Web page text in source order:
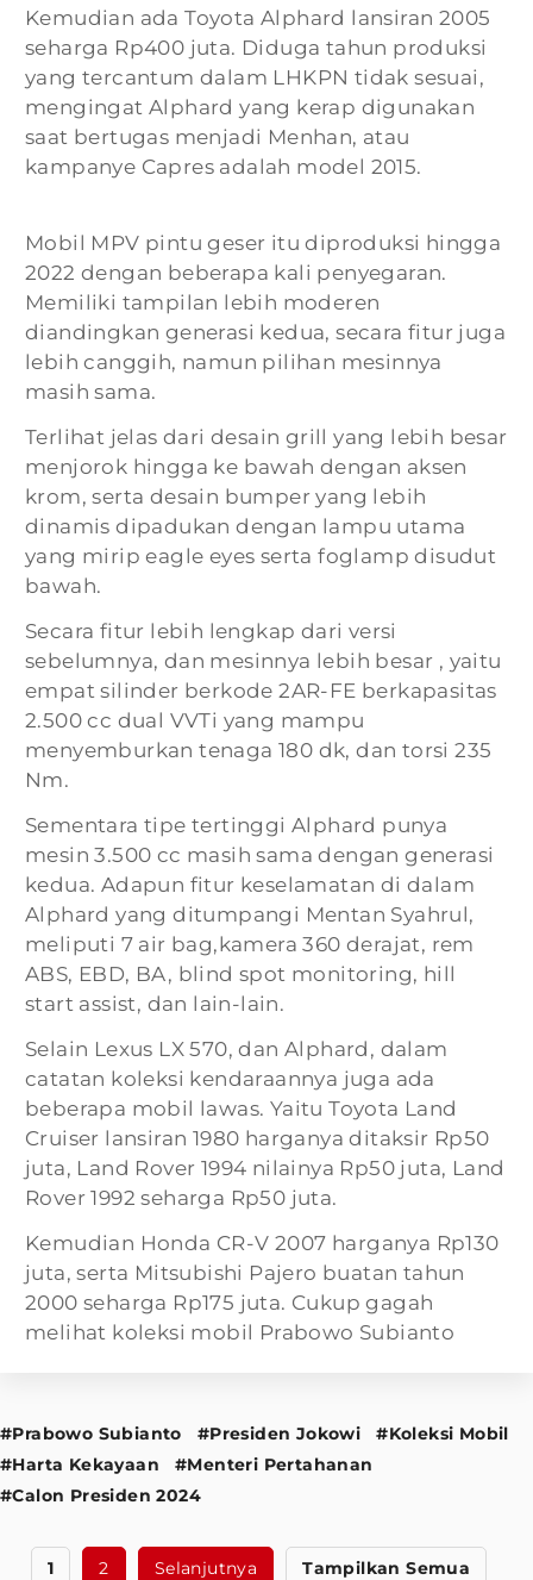
Kemudian ada Toyota Alphard lansiran 2005
seharga Rp400 juta. Diduga tahun produksi
yang tercantum dalam LHKPN tidak sesuai,
mengingat Alphard yang kerap digunakan
saat bertugas menjadi Menhan, atau
kampanye Capres adalah model 2015.
Mobil MPV pintu geser itu diproduksi hingga
2022 dengan beberapa kali penyegaran.
Memiliki tampilan lebih moderen
diandingkan generasi kedua, secara fitur juga
lebih canggih, namun pilihan mesinnya
masih sama.
Terlihat jelas dari desain grill yang lebih besar
menjorok hingga ke bawah dengan aksen
krom, serta desain bumper yang lebih
dinamis dipadukan dengan lampu utama
yang mirip eagle eyes serta foglamp disudut
bawah.
Secara fitur lebih lengkap dari versi
sebelumnya, dan mesinnya lebih besar , yaitu
empat silinder berkode 2AR-FE berkapasitas
2.500 cc dual VVTi yang mampu
menyemburkan tenaga 180 dk, dan torsi 235
Nm.
Sementara tipe tertinggi Alphard punya
mesin 3.500 cc masih sama dengan generasi
kedua. Adapun fitur keselamatan di dalam
Alphard yang ditumpangi Mentan Syahrul,
meliputi 7 air bag,kamera 360 derajat, rem
ABS, EBD, BA, blind spot monitoring, hill
start assist, dan lain-lain.
Selain Lexus LX 570, dan Alphard, dalam
catatan koleksi kendaraannya juga ada
beberapa mobil lawas. Yaitu Toyota Land
Cruiser lansiran 1980 harganya ditaksir Rp50
juta, Land Rover 1994 nilainya Rp50 juta, Land
Rover 1992 seharga Rp50 juta.
Kemudian Honda CR-V 2007 harganya Rp130
juta, serta Mitsubishi Pajero buatan tahun
2000 seharga Rp175 juta. Cukup gagah
melihat koleksi mobil Prabowo Subianto
#Prabowo Subianto #Presiden Jokowi
#Koleksi Mobil
#Harta Kekayaan
#Menteri Pertahanan
#Calon Presiden 2024
1 2 Selanjutnya Tampilkan Semua